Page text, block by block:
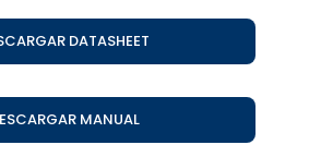
DATASHEET
MANUAL